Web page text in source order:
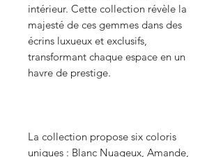
intérieur. Cette collection révèle la
majesté de ces gemmes dans des
écrins luxueux et exclusifs,
transformant chaque espace en un
havre de prestige.
La collection propose six coloris
uniques : Blanc Nuageux, Amande,